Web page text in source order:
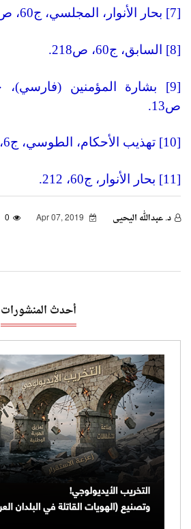
[7] بحار الأنوار، المجلسي، ج60، ص17.
[8] السابق، ج60، ص218.
[9] بشارة المؤمنين (فارسي)،
ص13.
[10] تهذيب الأحكام، الطوسي، ج6، ص109.
[11] بحار الأنوار، ج60، 212.
د. عبدالله اليحيى 0
أحدث المنشورات